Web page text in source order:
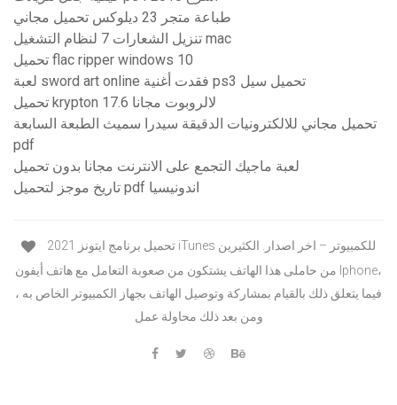
طباعة متجر 23 ديلوكس تحميل مجاني
تنزيل الشعارات 7 لنظام التشغيل mac
تحميل flac ripper windows 10
لعبة sword art online فقدت أغنية ps3 تحميل سيل
تحميل krypton 17.6 لالروبوت مجانا
تحميل مجاني للالكترونيات الدقيقة سيدرا سميث الطبعة السابعة
pdf
لعبة ماجيك التجمع على الانترنت مجانا بدون تحميل
تاريخ موجز لتحميل pdf اندونيسيا
من حاملى هذا الهاتف يشتكون من صعوبة التعامل مع هاتف أيفون Iphone،
فيما يتعلق ذلك بالقيام بمشاركة وتوصيل الهاتف بجهاز الكمبيوتر الخاص به ،
ومن بعد ذلك محاولة عمل